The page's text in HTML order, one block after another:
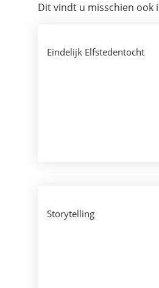
Dit vindt u misschien ook
Eindelijk Elfstedentocht
Storytelling